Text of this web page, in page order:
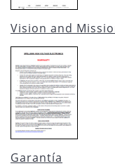
Vision and
Garantía